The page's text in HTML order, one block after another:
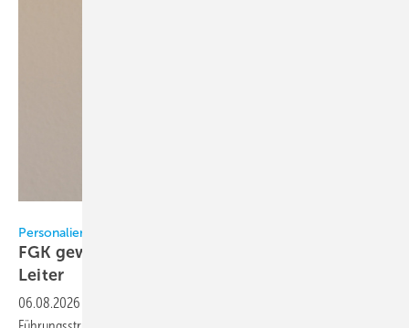
Personalien
FGK gewinnt Richard Sieg als Technischen
Leiter
06.08.2026